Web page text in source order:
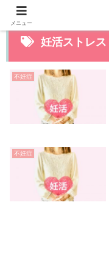
妊活ストレス
不妊症
不妊症
メニュー